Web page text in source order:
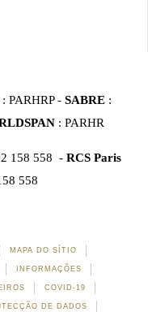
: PARHRP - SABRE :
: PARHR
158 558 - RCS Paris
558
MAPA DO SÍTIO
INFORMAÇÕES
COVID-19
DE DADOS